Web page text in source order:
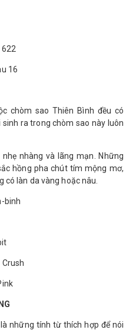
16
chòm sao Thiên Bình đều có
ra trong chòm sao này luôn
nhàng và lãng mạn. Những
hồng pha chút tím mộng mơ,
có làn da vàng hoặc nâu.
những tính từ thích hợp để nói